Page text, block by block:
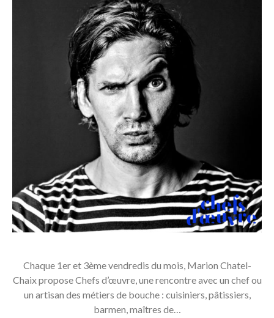
Chaque 1er et 3ème vendredis du mois, Marion Chatel-
Chaix propose Chefs d’œuvre, une rencontre avec un chef ou
un artisan des métiers de bouche : cuisiniers, pâtissiers,
barmen, maîtres de…